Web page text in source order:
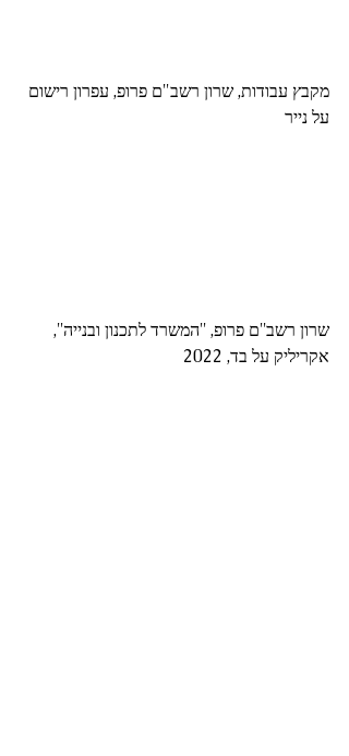
מקבץ עבודות, שרון רשב"ם פרופ, עפרון רישום
על נייר
שרון רשב''ם פרופ, ''המשרד לתכנון ובנייה'',
אקריליק על בד, 2022